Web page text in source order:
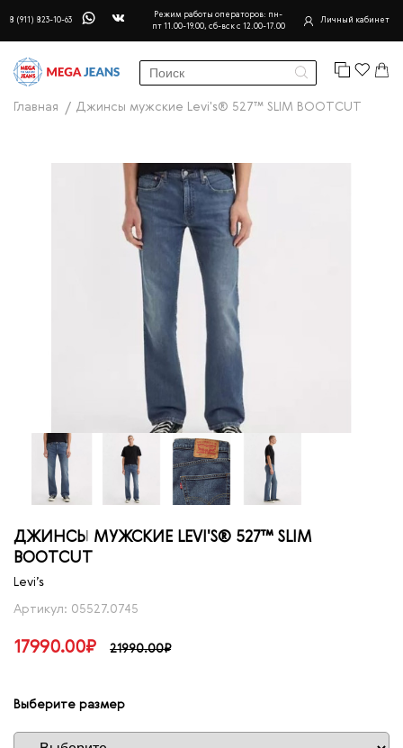
8 (911) 823-10-63
Режим работы операторов: пн-
пт 11.00-19.00, сб-вск с 12.00-17.00
Личный кабинет
Главная Джинсы мужские Levi's® 527™ SLIM BOOTCUT
ДЖИНСЫ МУЖСКИЕ LEVI'S® 527™ SLIM
BOOTCUT
Levi’s
Артикул: 05527.0745
17990.00₽ 21990.00₽
Выберите размер